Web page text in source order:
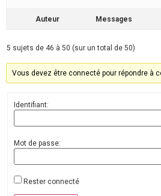
Auteur Messages
5 sujets de 46 à 50 (sur un total de 50)
Vous devez être connecté pour répondre à
Identifiant:
Mot de passe:
Rester connecté